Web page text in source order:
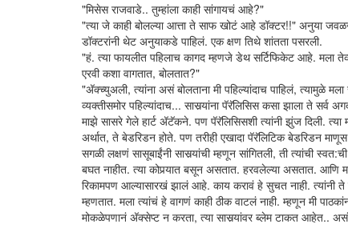
"मिसेस राजवाडे.. तुम्हांला काही सांगायचं आहे?"
"त्या जे काही बोलल्या आत्ता ते साफ खोटं आहे डॉक्टर!!" अनुया
डॉक्टरांनी थेट अनुयाकडे पाहिलं. एक क्षण तिथे शांतता पसरली.
"हं. त्या फायलीत पहिलाच कागद म्हणजे डेथ सर्टिफिकेट आहे. मला
एरवी कशा वागतात, बोलतात?"
"अ‍ॅक्च्युअली, त्यांना असं बोलताना मी पहिल्यांदाच पाहिलं, त्यामुळे
व्यक्तीसमोर पहिल्यांदाच... सासर्‍यांना पॅरॅलिसिस कसा झाला ते
माझे सासरे गेले हार्ट अ‍ॅटॅकने. पण पॅरॅलिसिसशी त्यांनी झुंज दिली.
अर्थात, ते बेडरिडन होते. पण तरीही एखादा पॅरॅलिटिक बेडरिडन
सगळी लक्षणं सासूबाईंनी सासर्‍यांची म्हणून सांगितली, ती त्यांची
बघत नाहीत. त्या कोपर्‍यात बसून असतात. हरवलेल्या असतात. आणि
रिकामपण आल्यासारखं झालं आहे. काय करावं हे सुचत नाही. त्यांनी
म्हणतात. मला त्यांचं हे वागणं काही ठीक वाटलं नाही. म्हणून मी
मोकळेपणानं अ‍ॅक्सेप्ट न करता, त्या सासर्‍यांवर ब्लेम टाकत आहेत..